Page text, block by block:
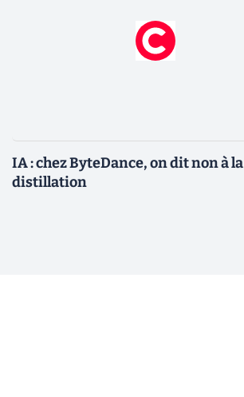
IA : chez ByteDance, on dit non à la
distillation